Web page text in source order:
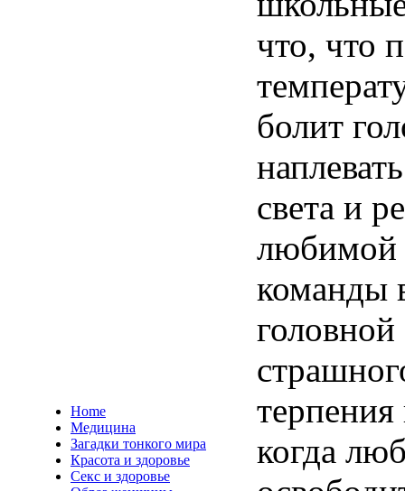
Home
Медицина
Загадки тонкого мира
Красота и здоровье
Секс и здоровье
что, что
болит
света и
любимой
команды
когда